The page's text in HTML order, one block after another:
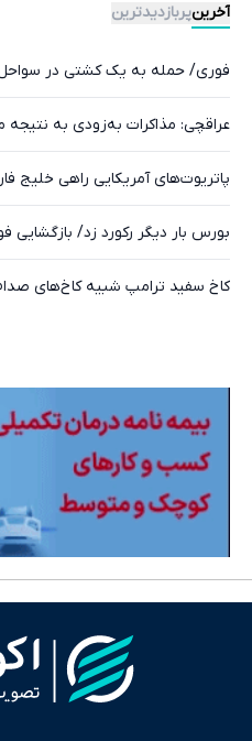
آخرینپربازدیدترین
فوری/ حمله به یک کشتی در
عراقچی: مذاکرات به‌زودی به
پاتریوت‌های آمریکایی راهی
بورس بار دیگر رکورد زد/ بازگشایی
کاخ سفید ترامپ شبیه کاخ‌های